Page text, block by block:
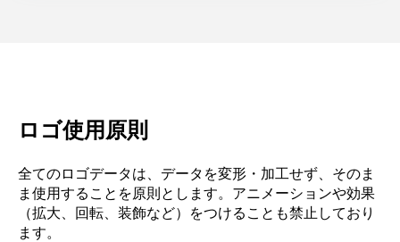
ロゴ使用原則
全てのロゴデータは、データを変形・加工せず、そのま
ま使用することを原則とします。アニメーションや効果
（拡⼤、回転、装飾など）をつけることも禁止しており
ます。